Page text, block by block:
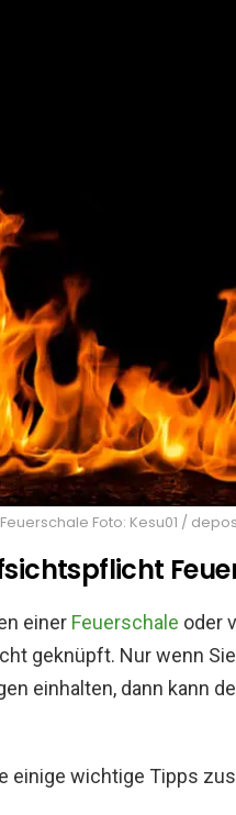
Feuerschale Foto: Kesu01 /
einer Feuerschale oder
geknüpft. Nur wenn
einhalten, dann kann
einige wichtige Tipps